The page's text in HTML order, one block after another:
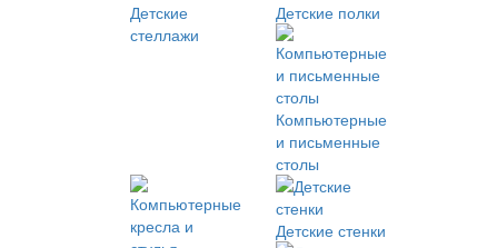
Детские
стеллажи
Детские полки
Компьютерные
и письменные
столы
Детские стенки